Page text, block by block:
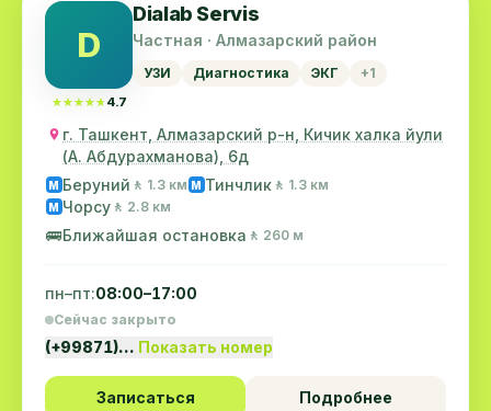
D
★★★★★
★★★★★ 4.7
Dialab Servis
Частная · Алмазарский район
УЗИ Диагностика ЭКГ +1
г. Ташкент, Алмазарский р-н, Кичик халка йули
(А. Абдурахманова), 6д
M Беруний 🚶 1.3 км M Тинчлик 🚶 1.3 км
M Чорсу 🚶 2.8 км
🚌Ближайшая остановка 🚶 260 м
пн–пт:08:00–17:00
Сейчас закрыто
(+99871)… Показать номер
Записаться Подробнее